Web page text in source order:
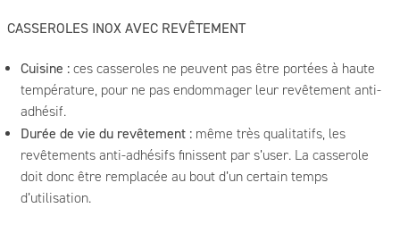
CASSEROLES INOX AVEC REVÊTEMENT
Cuisine : ces casseroles ne peuvent pas être portées à haute
température, pour ne pas endommager leur revêtement anti-
adhésif.
Durée de vie du revêtement : même très qualitatifs, les
revêtements anti-adhésifs finissent par s’user. La casserole
doit donc être remplacée au bout d’un certain temps
d’utilisation.